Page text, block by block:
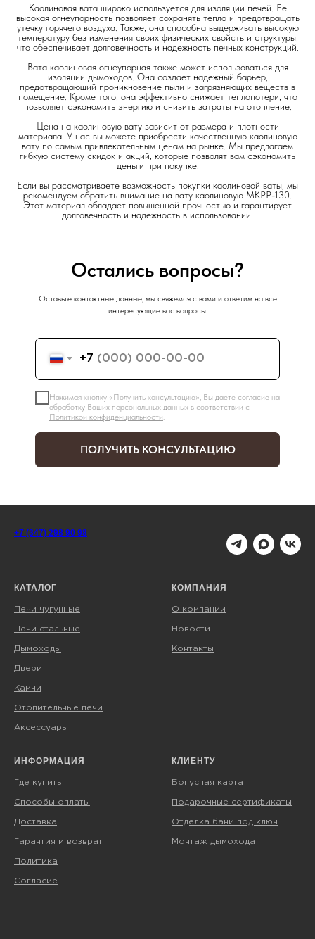
Каолиновая вата широко используется для изоляции печей. Ее
высокая огнеупорность позволяет сохранять тепло и предотвращать
утечку горячего воздуха. Также, она способна выдерживать высокую
температуру без изменения своих физических свойств и структуры,
что обеспечивает долговечность и надежность печных конструкций.
Вата каолиновая огнеупорная также может использоваться для
изоляции дымоходов. Она создает надежный барьер,
предотвращающий проникновение пыли и загрязняющих веществ в
помещение. Кроме того, она эффективно снижает теплопотери, что
позволяет сэкономить энергию и снизить затраты на отопление.
Цена на каолиновую вату зависит от размера и плотности
материала. У нас вы можете приобрести качественную каолиновую
вату по самым привлекательным ценам на рынке. Мы предлагаем
гибкую систему скидок и акций, которые позволят вам сэкономить
деньги при покупке.
Если вы рассматриваете возможность покупки каолиновой ваты, мы
рекомендуем обратить внимание на вату каолиновую МКРР-130.
Этот материал обладает повышенной прочностью и гарантирует
долговечность и надежность в использовании.
Остались вопросы?
Оставьте контактные данные, мы свяжемся с вами и ответим на все
интересующие вас вопросы.
+7
Нажимая кнопку «Получить консультацию», Вы даете согласие на
обработку Ваших персональных данных в соответствии с
Политикой конфиденциальности.
ПОЛУЧИТЬ КОНСУЛЬТАЦИЮ
+7 (347) 298 90 98
КАТАЛОГ
Печи чугунные
Печи стальные
Дымоходы
Двери
Камни
Отопительные печи
Аксессуары
КОМПАНИЯ
О компании
Новости
Контакты
ИНФОРМАЦИЯ
Где купить
Способы оплаты
Доставка
Гарантия и возврат
Политика
Согласие
КЛИЕНТУ
Бонусная карта
Подарочные сертификаты
Отделка бани под ключ
Монтаж дымохода